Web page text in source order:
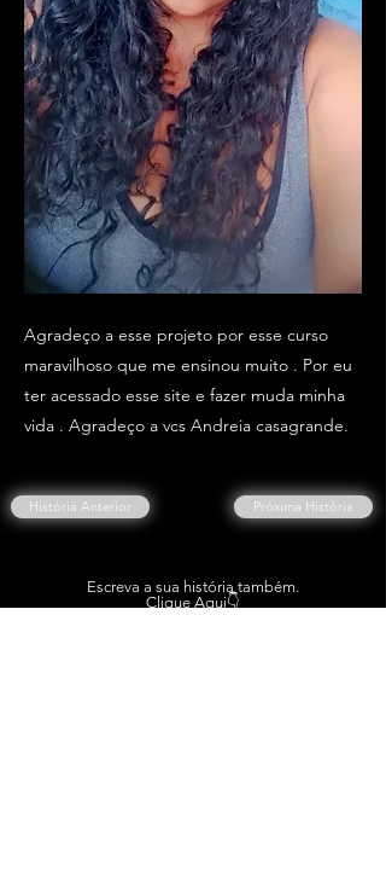
Agradeço a esse projeto por esse curso
maravilhoso que me ensinou muito . Por eu
ter acessado esse site e fazer muda minha
vida . Agradeço a vcs Andreia casagrande.
História Anterior Próxima História
Escreva a sua história também.
Clique Aqui👇